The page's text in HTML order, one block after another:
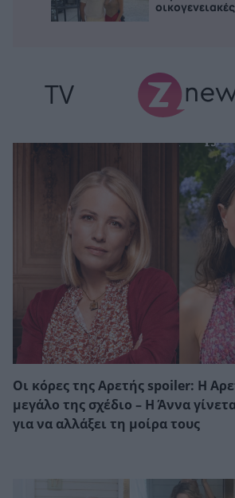
TV
Οι κόρες της Αρετής spoiler: Η
μεγάλο της σχέδιο – Η Άννα
για να αλλάξει τη μοίρα τους